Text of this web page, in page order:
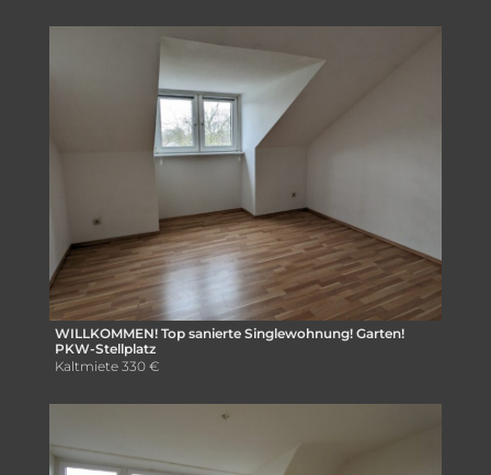
WILLKOMMEN! Top sanierte Singlewohnung! Garten!
PKW-Stellplatz
Kaltmiete 330 €